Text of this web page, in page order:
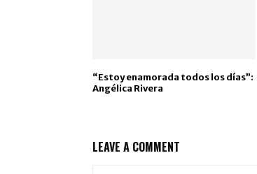
“Estoy enamorada todos los días”:
Angélica Rivera
LEAVE A COMMENT